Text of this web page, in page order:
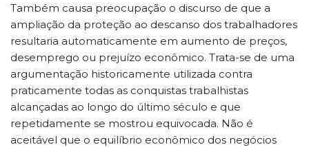
Também causa preocupação o discurso de que a
ampliação da proteção ao descanso dos trabalhadores
resultaria automaticamente em aumento de preços,
desemprego ou prejuízo econômico. Trata-se de uma
argumentação historicamente utilizada contra
praticamente todas as conquistas trabalhistas
alcançadas ao longo do último século e que
repetidamente se mostrou equivocada. Não é
aceitável que o equilíbrio econômico dos negócios